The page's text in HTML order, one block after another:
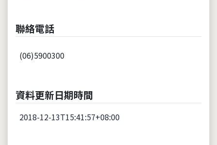
聯絡電話
(06)5900300
資料更新日期時間
2018-12-13T15:41:57+08:00